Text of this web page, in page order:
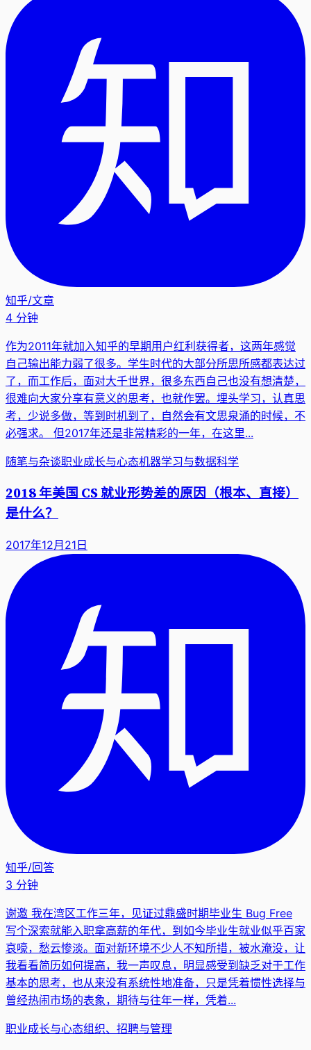
知乎/文章
4 分钟
作为2011年就加入知乎的早期用户红利获得者，这两年感觉
自己输出能力弱了很多。学生时代的大部分所思所感都表达过
了，而工作后，面对大千世界，很多东西自己也没有想清楚，
很难向大家分享有意义的思考，也就作罢。埋头学习，认真思
考，少说多做，等到时机到了，自然会有文思泉涌的时候，不
必强求。 但2017年还是非常精彩的一年，在这里...
随笔与杂谈职业成长与心态机器学习与数据科学
2018 年美国 CS 就业形势差的原因（根本、直接）
是什么？
2017年12月21日
知乎/回答
3 分钟
谢邀 我在湾区工作三年，见证过鼎盛时期毕业生 Bug Free
写个深索就能入职拿高薪的年代，到如今毕业生就业似乎百家
哀嚎，愁云惨淡。面对新环境不少人不知所措，被水淹没，让
我看看简历如何提高，我一声叹息，明显感受到缺乏对于工作
基本的思考，也从来没有系统性地准备，只是凭着惯性选择与
曾经热闹市场的表象，期待与往年一样，凭着...
职业成长与心态组织、招聘与管理